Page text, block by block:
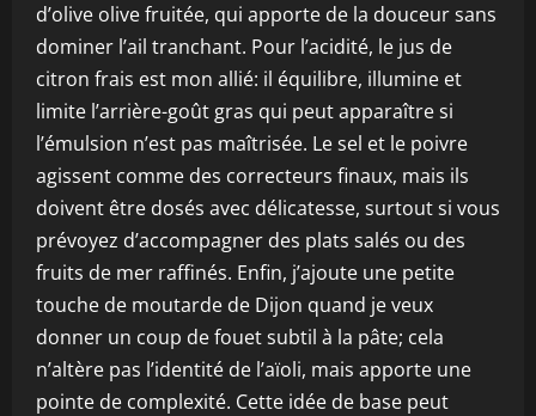
d’olive olive fruitée, qui apporte de la douceur sans
dominer l’ail tranchant. Pour l’acidité, le jus de
citron frais est mon allié: il équilibre, illumine et
limite l’arrière-goût gras qui peut apparaître si
l’émulsion n’est pas maîtrisée. Le sel et le poivre
agissent comme des correcteurs finaux, mais ils
doivent être dosés avec délicatesse, surtout si vous
prévoyez d’accompagner des plats salés ou des
fruits de mer raffinés. Enfin, j’ajoute une petite
touche de moutarde de Dijon quand je veux
donner un coup de fouet subtil à la pâte; cela
n’altère pas l’identité de l’aïoli, mais apporte une
pointe de complexité. Cette idée de base peut